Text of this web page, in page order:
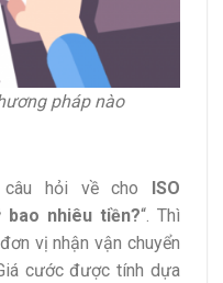
pháp nào
câu hỏi về cho ISO
nhiêu tiền?“. Thì
vị nhận vận chuyển
cước được tính dựa